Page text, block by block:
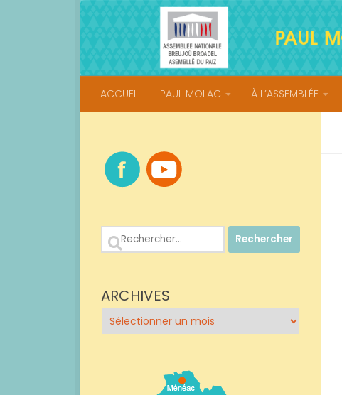
Skip to content
ACCUEIL PAUL MOLAC À L’ASSEMBLÉE
Rechercher :
ARCHIVES
Archives